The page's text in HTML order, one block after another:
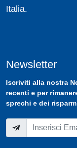
Italia.
Newsletter
Iscriviti alla nostra
recenti e per
sprechi e dei